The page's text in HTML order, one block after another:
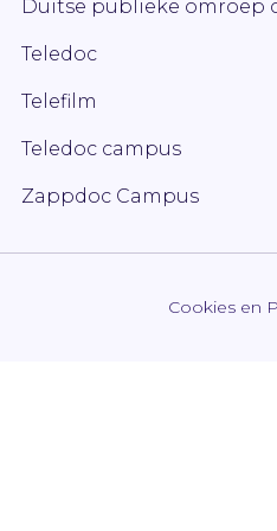
Duitse publieke omroep
Teledoc
Telefilm
Teledoc campus
Zappdoc Campus
Cookies en